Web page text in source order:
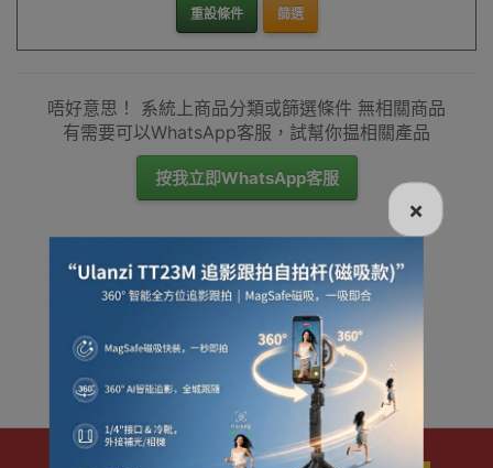
重設條件 篩選
唔好意思！ 系統上商品分類或篩選條件 無相關商品
有需要可以WhatsApp客服，試幫你揾相關產品
按我立即WhatsApp客服
×